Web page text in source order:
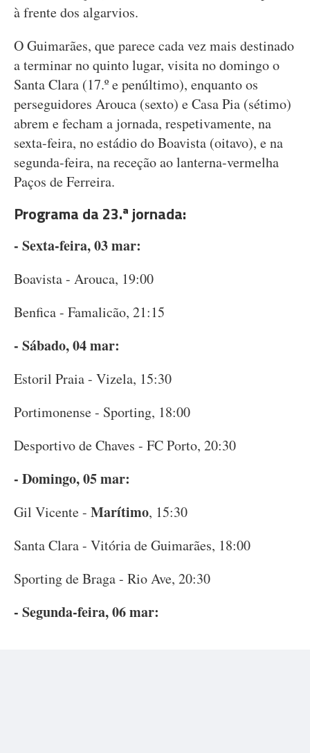
à frente dos algarvios.
O Guimarães, que parece cada vez mais destinado
a terminar no quinto lugar, visita no domingo o
Santa Clara (17.º e penúltimo), enquanto os
perseguidores Arouca (sexto) e Casa Pia (sétimo)
abrem e fecham a jornada, respetivamente, na
sexta-feira, no estádio do Boavista (oitavo), e na
segunda-feira, na receção ao lanterna-vermelha
Paços de Ferreira.
Programa da 23.ª jornada:
- Sexta-feira, 03 mar:
Boavista - Arouca, 19:00
Benfica - Famalicão, 21:15
- Sábado, 04 mar:
Estoril Praia - Vizela, 15:30
Portimonense - Sporting, 18:00
Desportivo de Chaves - FC Porto, 20:30
- Domingo, 05 mar:
Gil Vicente - Marítimo, 15:30
Santa Clara - Vitória de Guimarães, 18:00
Sporting de Braga - Rio Ave, 20:30
- Segunda-feira, 06 mar: